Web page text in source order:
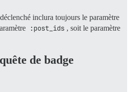
inclura toujours le paramètre
:post_ids , soit le paramètre
de badge